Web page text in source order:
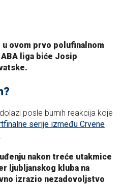
ovom prvo polufinalnom
liga biće Josip
posle burnih reakcija koje
serije između Crvene
nakon treće utakmice
ljubljanskog kluba na
izrazio nezadovoljstvo